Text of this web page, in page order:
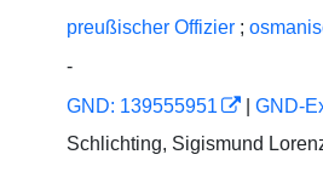
preußischer Offizier ;
-
GND: 139555951 GND-
Schlichting, Sigismund